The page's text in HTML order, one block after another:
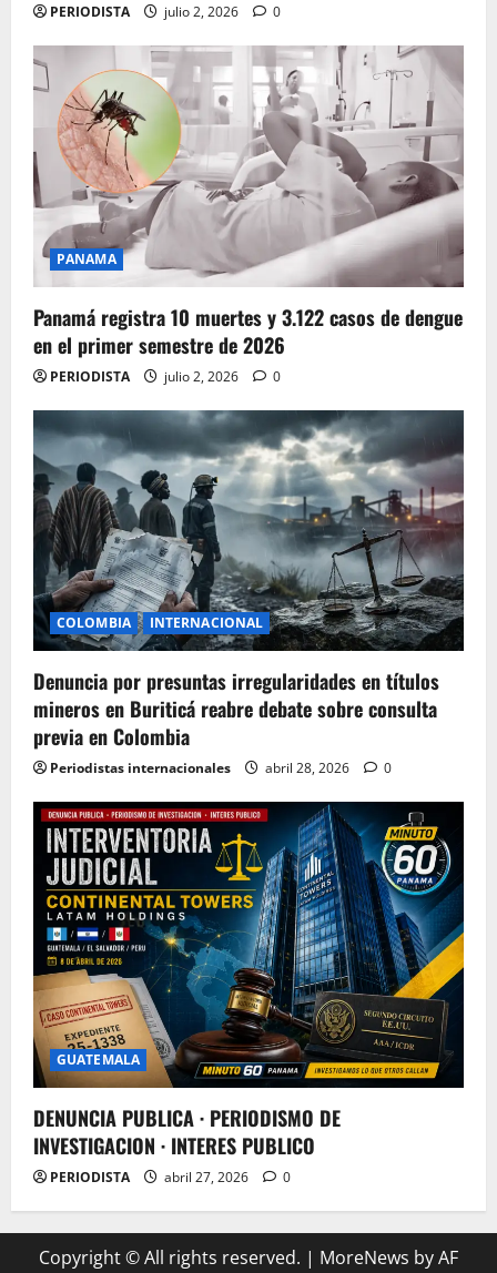
PERIODISTA julio 2, 2026 0
PANAMA
Panamá registra 10 muertes y 3.122 casos de dengue
en el primer semestre de 2026
PERIODISTA julio 2, 2026 0
COLOMBIA INTERNACIONAL
Denuncia por presuntas irregularidades en títulos
mineros en Buriticá reabre debate sobre consulta
previa en Colombia
Periodistas internacionales abril 28, 2026 0
GUATEMALA
DENUNCIA PUBLICA · PERIODISMO DE
INVESTIGACION · INTERES PUBLICO
PERIODISTA abril 27, 2026 0
Copyright © All rights reserved. | MoreNews by AF